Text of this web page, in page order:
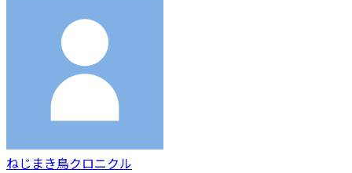
ねじまき鳥クロニクル